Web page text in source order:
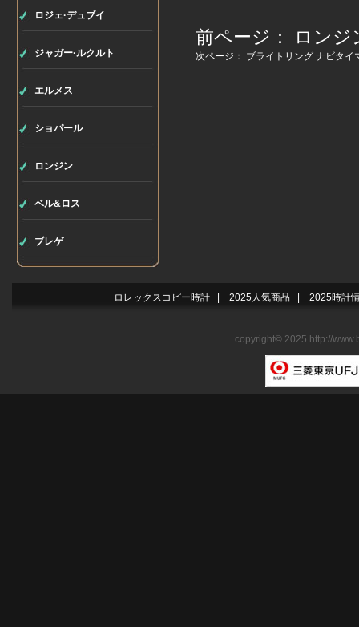
ロジェ·デュブイ
ジャガー·ルクルト
エルメス
ショパール
ロンジン
ベル&ロス
ブレゲ
前ページ： ロンジ
次ページ： ブライトリング ナビタイ
ロレックスコピー時計 2025人気商品 2025時計
copyright© 2025 http://